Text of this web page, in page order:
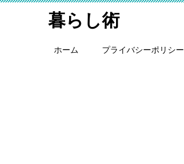
暮らし術
ホーム プライバシーポリシー